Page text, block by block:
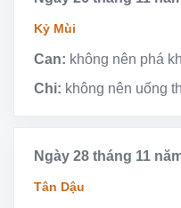
Kỷ Mùi
Can: không nên phá
Chi: không nên uống
Ngày 28 tháng 11
Tân Dậu